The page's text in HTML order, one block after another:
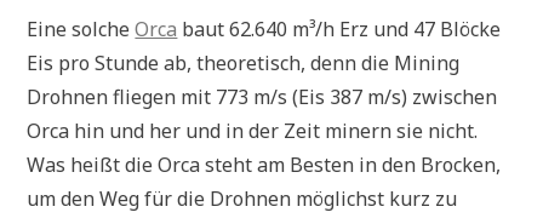
Eine solcheOrca baut 62.640 m³/h Erz und 47 Blöcke
Eis pro Stunde ab, theoretisch, denn die Mining
Drohnen fliegen mit 773 m/s (Eis 387 m/s) zwischen
Orca hin und her und in der Zeit minern sie nicht.
Was heißt die Orca steht am Besten in den Brocken,
um den Weg für die Drohnen möglichst kurz zu